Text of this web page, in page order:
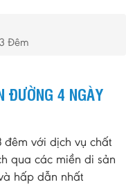
Đêm
ĐƯỜNG 4 NGÀY
đêm với dịch vụ chất
qua các miền di sản
hấp dẫn nhất